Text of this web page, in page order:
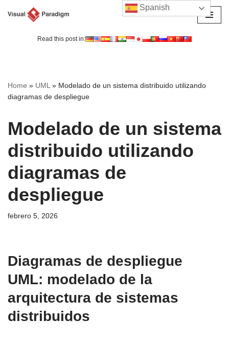
Read this post in:
Home » UML» Modelado de un sistema distribuido utilizando
diagramas de despliegue
Modelado de un sistema
distribuido utilizando
diagramas de
despliegue
febrero 5, 2026
Diagramas de despliegue
UML: modelado de la
arquitectura de sistemas
distribuidos
Spanish